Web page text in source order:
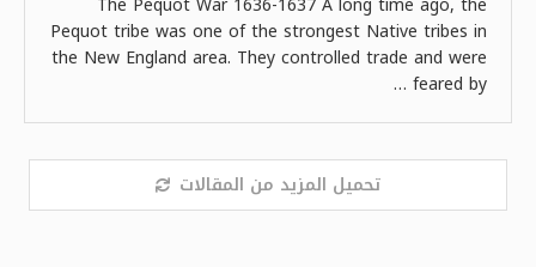
Pequot tribe was one of the strongest Native tribes in
the New England area. They controlled trade and were
feared by …
تحميل المزيد من المقالات